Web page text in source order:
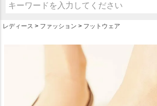
レディース ファッション フットウェア